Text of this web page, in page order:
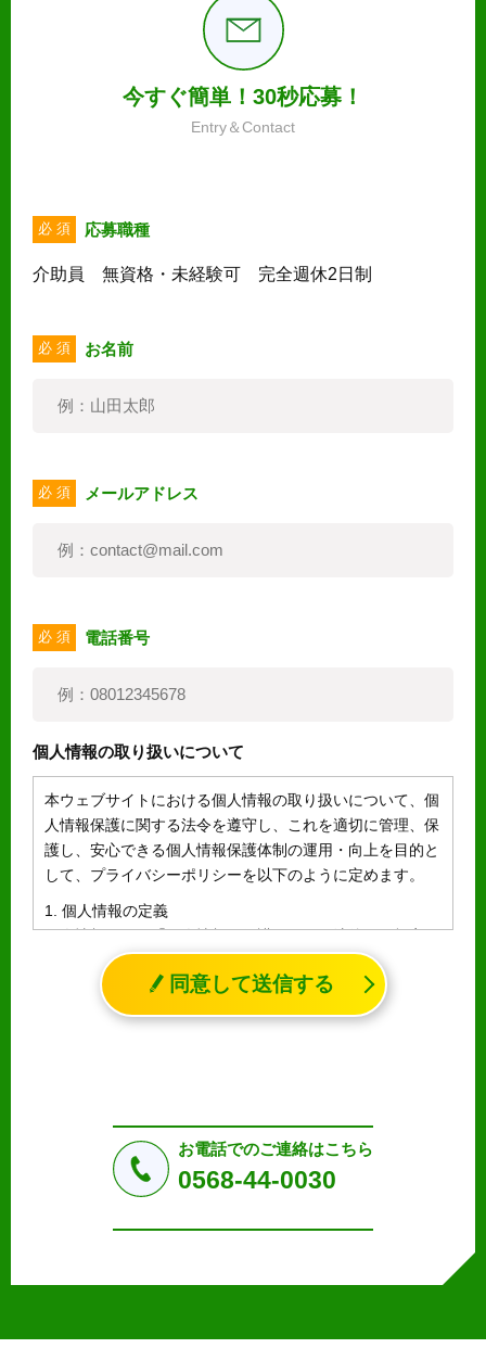
今すぐ簡単！30秒応募！
Entry＆Contact
必 須 応募職種
介助員 無資格・未経験可 完全週休2日制
必 須 お名前
必 須 メールアドレス
必 須 電話番号
個人情報の取り扱いについて
本ウェブサイトにおける個人情報の取り扱いについて、個
人情報保護に関する法令を遵守し、これを適切に管理、保
護し、安心できる個人情報保護体制の運用・向上を目的と
して、プライバシーポリシーを以下のように定めます。
1. 個人情報の定義
個人情報とは、「個人情報の保護に関する法律」に規定さ
れる生存する個人に関する情報であって、氏名、生年月日
その他の記述等により特定の個人を識別することができる
情報（個人識別情報）を指します。
しません。
a.応募者等からのお問い合わせに対応・管理するため
b.本ウェブサイトにおけるサービスの提供・運用のため
3. プライバシー尊重
同意して送信する
お電話でのご連絡はこちら
0568-44-0030